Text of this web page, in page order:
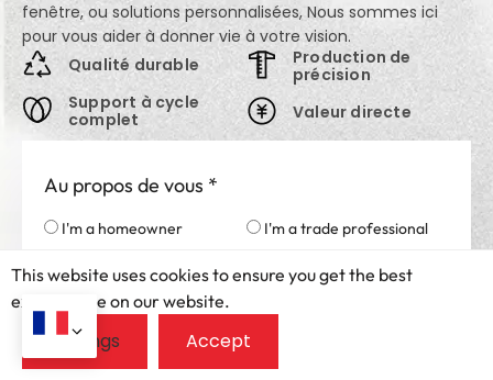
fenêtre, ou solutions personnalisées, Nous sommes ici
pour vous aider à donner vie à votre vision.
Qualité durable
Support à cycle
complet
Production de
précision
Valeur directe
Au propos de vous *
I'm a homeowner I'm a trade professional
*
This website uses cookies to ensure you get the best
exprerience on our website.